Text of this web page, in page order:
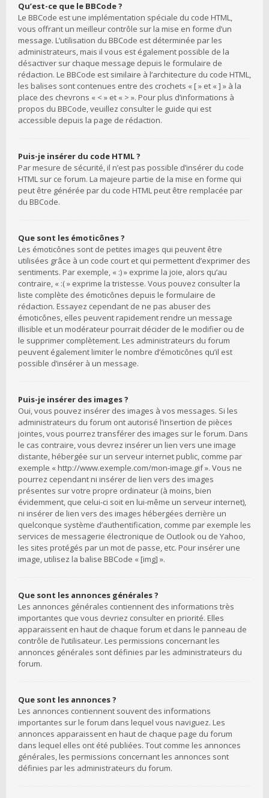
Qu’est-ce que le BBCode ?
Le BBCode est une implémentation spéciale du code HTML,
vous offrant un meilleur contrôle sur la mise en forme d’un
message. L’utilisation du BBCode est déterminée par les
administrateurs, mais il vous est également possible de la
désactiver sur chaque message depuis le formulaire de
rédaction. Le BBCode est similaire à l’architecture du code HTML,
les balises sont contenues entre des crochets « [ » et « ] » à la
place des chevrons « < » et « > ». Pour plus d’informations à
propos du BBCode, veuillez consulter le guide qui est
accessible depuis la page de rédaction.
Puis-je insérer du code HTML ?
Par mesure de sécurité, il n’est pas possible d’insérer du code
HTML sur ce forum. La majeure partie de la mise en forme qui
peut être générée par du code HTML peut être remplacée par
du BBCode.
Que sont les émoticônes ?
Les émoticônes sont de petites images qui peuvent être
utilisées grâce à un code court et qui permettent d’exprimer des
sentiments. Par exemple, « :) » exprime la joie, alors qu’au
contraire, « :( » exprime la tristesse. Vous pouvez consulter la
liste complète des émoticônes depuis le formulaire de
rédaction. Essayez cependant de ne pas abuser des
émoticônes, elles peuvent rapidement rendre un message
illisible et un modérateur pourrait décider de le modifier ou de
le supprimer complètement. Les administrateurs du forum
peuvent également limiter le nombre d’émoticônes qu’il est
possible d’insérer à un message.
Puis-je insérer des images ?
Oui, vous pouvez insérer des images à vos messages. Si les
administrateurs du forum ont autorisé l’insertion de pièces
jointes, vous pourrez transférer des images sur le forum. Dans
le cas contraire, vous devrez insérer un lien vers une image
distante, hébergée sur un serveur internet public, comme par
exemple « http://www.exemple.com/mon-image.gif ». Vous ne
pourrez cependant ni insérer de lien vers des images
présentes sur votre propre ordinateur (à moins, bien
évidemment, que celui-ci soit en lui-même un serveur internet),
ni insérer de lien vers des images hébergées derrière un
quelconque système d’authentification, comme par exemple les
services de messagerie électronique de Outlook ou de Yahoo,
les sites protégés par un mot de passe, etc. Pour insérer une
image, utilisez la balise BBCode « [img] ».
Que sont les annonces générales ?
Les annonces générales contiennent des informations très
importantes que vous devriez consulter en priorité. Elles
apparaissent en haut de chaque forum et dans le panneau de
contrôle de l’utilisateur. Les permissions concernant les
annonces générales sont définies par les administrateurs du
forum.
Que sont les annonces ?
Les annonces contiennent souvent des informations
importantes sur le forum dans lequel vous naviguez. Les
annonces apparaissent en haut de chaque page du forum
dans lequel elles ont été publiées. Tout comme les annonces
générales, les permissions concernant les annonces sont
définies par les administrateurs du forum.